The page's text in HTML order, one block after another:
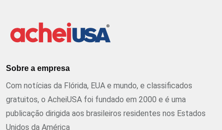
Sobre a empresa
Com notícias da Flórida, EUA e mundo, e classificados
gratuitos, o AcheiUSA foi fundado em 2000 e é uma
publicação dirigida aos brasileiros residentes nos Estados
Unidos da América